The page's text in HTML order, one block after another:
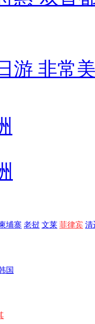
游 非常
埔寨 老挝 文莱 菲律宾 清
国